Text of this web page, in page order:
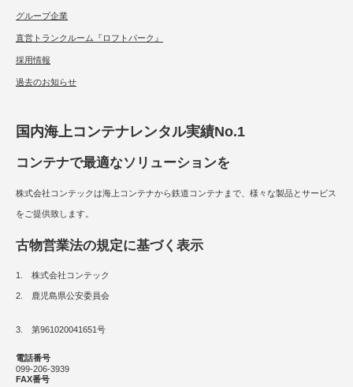
グループ企業
直営トランクルーム『ロフトパーク』
採用情報
過去のお知らせ
国内海上コンテナレンタル実績No.1
コンテナで最適なソリューションを
株式会社コンテックは海上コンテナから鉄道コンテナまで、様々な製品とサービス
をご提供致します。
古物営業法の規定に基づく表示
1. 株式会社コンテック
2. 鹿児島県公安委員会
3. 第961020041651号
電話番号
099-206-3939
FAX番号